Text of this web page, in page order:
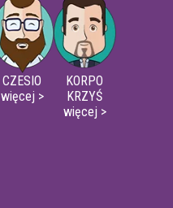
CZESIO
więcej >
KORPO
KRZYŚ
więcej >